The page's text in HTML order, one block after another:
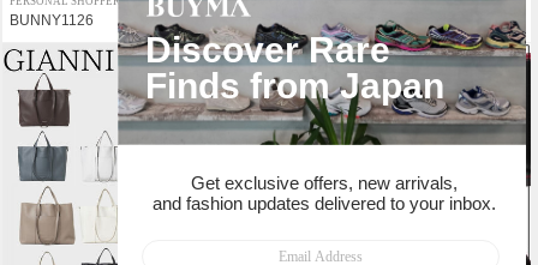
BUNNY1126 boyscout
¥500クーポン